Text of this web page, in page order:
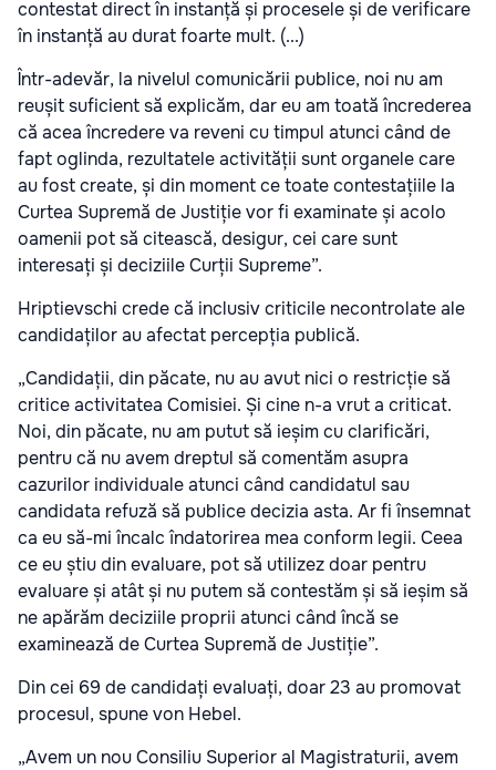
contestat direct în instanță și procesele și de verificare
în instanță au durat foarte mult. (...)
Într-adevăr, la nivelul comunicării publice, noi nu am
reușit suficient să explicăm, dar eu am toată încrederea
că acea încredere va reveni cu timpul atunci când de
fapt oglinda, rezultatele activității sunt organele care
au fost create, și din moment ce toate contestațiile la
Curtea Supremă de Justiție vor fi examinate și acolo
oamenii pot să citească, desigur, cei care sunt
interesați și deciziile Curții Supreme”.
Hriptievschi crede că inclusiv criticile necontrolate ale
candidaților au afectat percepția publică.
„Candidații, din păcate, nu au avut nici o restricție să
critice activitatea Comisiei. Și cine n-a vrut a criticat.
Noi, din păcate, nu am putut să ieșim cu clarificări,
pentru că nu avem dreptul să comentăm asupra
cazurilor individuale atunci când candidatul sau
candidata refuză să publice decizia asta. Ar fi însemnat
ca eu să-mi încalc îndatorirea mea conform legii. Ceea
ce eu știu din evaluare, pot să utilizez doar pentru
evaluare și atât și nu putem să contestăm și să ieșim să
ne apărăm deciziile proprii atunci când încă se
examinează de Curtea Supremă de Justiție”.
Din cei 69 de candidați evaluați, doar 23 au promovat
procesul, spune von Hebel.
„Avem un nou Consiliu Superior al Magistraturii, avem